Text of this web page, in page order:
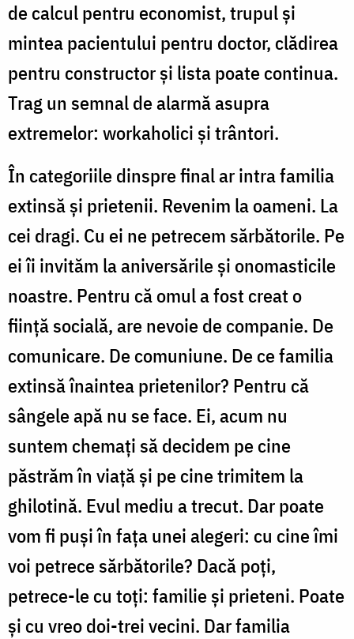
de calcul pentru economist, trupul şi
mintea pacientului pentru doctor, clădirea
pentru constructor şi lista poate continua.
Trag un semnal de alarmă asupra
extremelor: workaholici şi trântori.
În categoriile dinspre final ar intra familia
extinsă şi prietenii. Revenim la oameni. La
cei dragi. Cu ei ne petrecem sărbătorile. Pe
ei îi invităm la aniversările şi onomasticile
noastre. Pentru că omul a fost creat o
fiinţă socială, are nevoie de companie. De
comunicare. De comuniune. De ce familia
extinsă înaintea prietenilor? Pentru că
sângele apă nu se face. Ei, acum nu
suntem chemaţi să decidem pe cine
păstrăm în viaţă şi pe cine trimitem la
ghilotină. Evul mediu a trecut. Dar poate
vom fi puşi în faţa unei alegeri: cu cine îmi
voi petrece sărbătorile? Dacă poţi,
petrece-le cu toţi: familie şi prieteni. Poate
şi cu vreo doi-trei vecini. Dar familia